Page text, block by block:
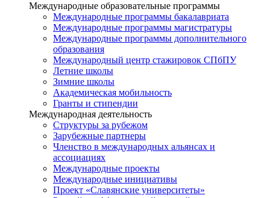
Международные образовательные программы
Международные программы бакалавриата
Международные программы магистратуры
Международные программы дополнительного
образования
Международный центр стажировок СПбПУ
Летние школы
Зимние школы
Академическая мобильность
Гранты и стипендии
Международная деятельность
Структуры за рубежом
Зарубежные партнеры
Членство в международных альянсах и
ассоциациях
Международные проекты
Международные инициативы
Проект «Славянские университеты»